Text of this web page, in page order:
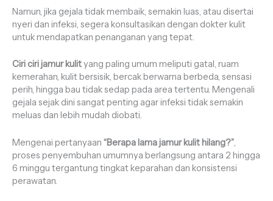
Namun, jika gejala tidak membaik, semakin luas, atau disertai
nyeri dan infeksi, segera konsultasikan dengan dokter kulit
untuk mendapatkan penanganan yang tepat.
Ciri ciri jamur kulityang paling umum meliputi gatal, ruam
kemerahan, kulit bersisik, bercak berwarna berbeda, sensasi
perih, hingga bau tidak sedap pada area tertentu. Mengenali
gejala sejak dini sangat penting agar infeksi tidak semakin
meluas dan lebih mudah diobati.
Mengenai pertanyaan “Berapa lama jamur kulit hilang?”
proses penyembuhan umumnya berlangsung antara 2 hingga
6 minggu tergantung tingkat keparahan dan konsistensi
perawatan.